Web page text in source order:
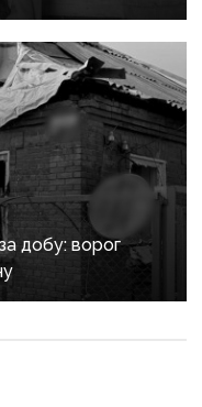
добу: ворог